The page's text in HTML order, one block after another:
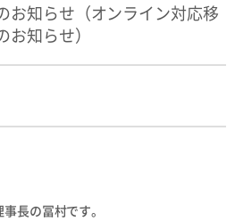
お知らせ（オンライン対応移
お知らせ）
長の冨村です。